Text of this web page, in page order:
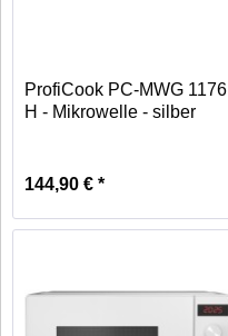
ProfiCook PC-MWG 1176
H - Mikrowelle - silber
144,90 € *